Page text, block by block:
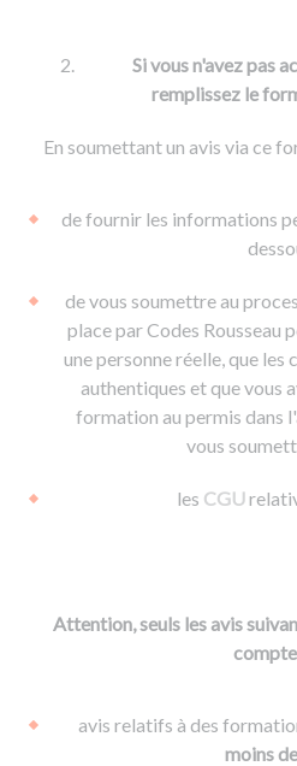
Si vous n'avez pas
remplissez le
En soumettant un avis via ce
de fournir les informations
de vous soumettre au
place par Codes Rousseau
une personne réelle, que
authentiques et que vous
formation au permis dans
vous
les CGU
Attention, seuls les avis
avis relatifs à des
moins